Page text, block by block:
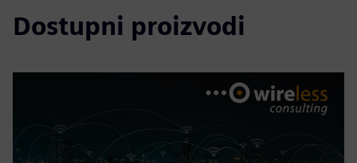
Dostupni proizvodi